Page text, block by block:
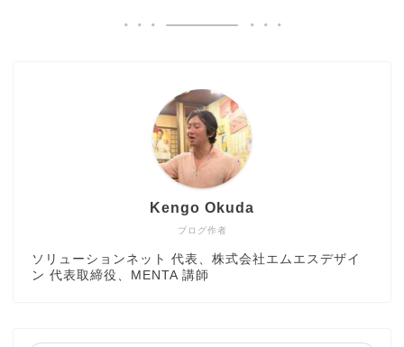
ブログ作者
Kengo Okuda
ソリューションネット 代表、株式会社エムエスデザイ
ン 代表取締役、MENTA 講師